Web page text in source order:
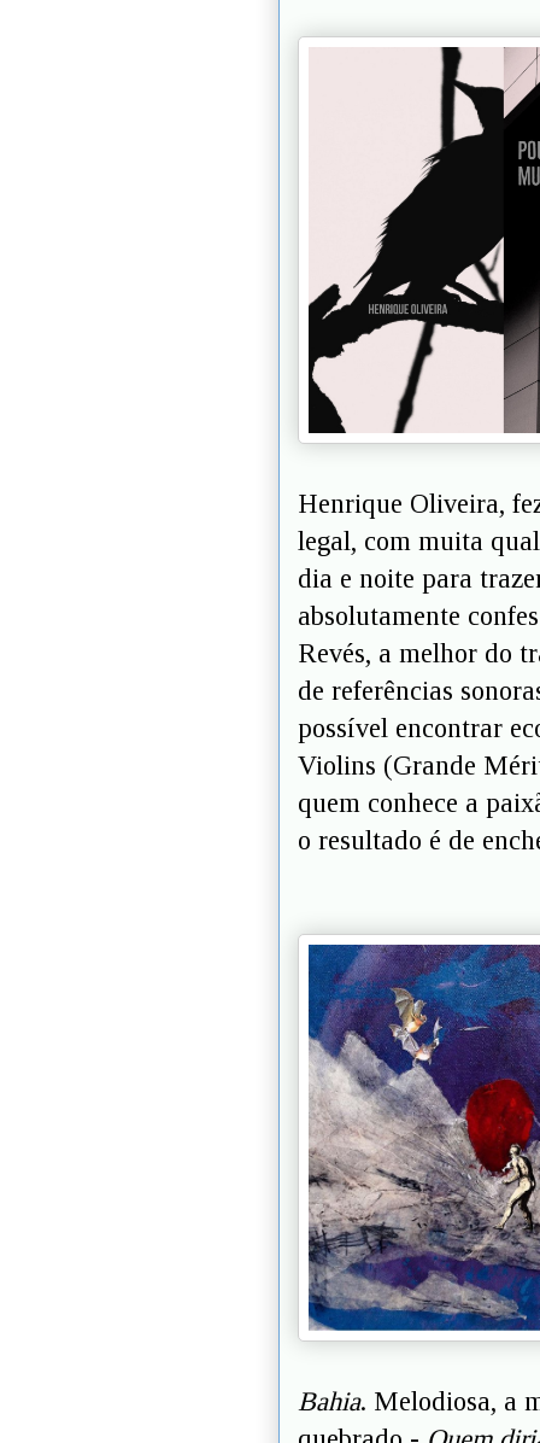
Henrique Oliveira,
legal, com muita
dia e noite para
absolutamente
Revés, a melhor do
de referências
possível encontrar
Violins (Grande
quem conhece a
o resultado é de
Bahia. Melodiosa, a